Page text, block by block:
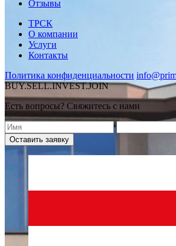
Отзывы
ТРСК
О компании
Услуги
Контакты
Политика конфиденциальности
BUY.SELL.INVEST.JOIN
Есть вопросы? Свяжитесь с нами